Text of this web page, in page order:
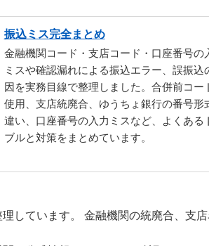
振込ミス完全まとめ
金融機関コード・支店コード・口座番号の
ミスや確認漏れによる振込エラー、誤振込
因を実務目線で整理しました。合併前コー
使用、支店統廃合、ゆうちょ銀行の番号形
違い、口座番号の入力ミスなど、よくある
ブルと対策をまとめています。
しています。 金融機関の統廃合、支